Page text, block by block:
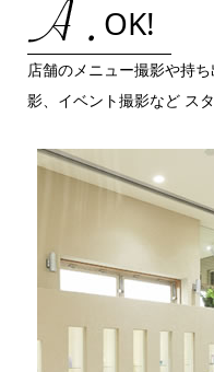
OK!
店舗のメニュー撮影や持
影、イベント撮影など ス